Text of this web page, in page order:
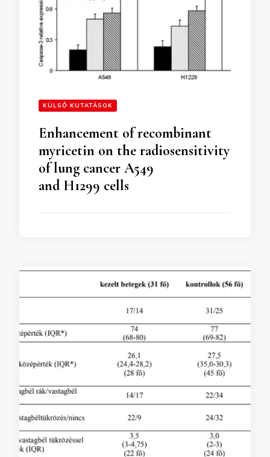
KÜLSŐ KUTATÁSOK
Enhancement of recombinant
myricetin on the radiosensitivity
of lung cancer A549
and H1299 cells